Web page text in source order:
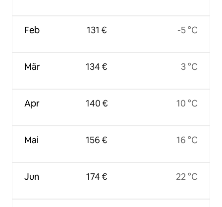
Feb
Mär
Apr
Mai
Jun
131 €
134 €
140 €
156 €
174 €
-5 °C
3 °C
10 °C
16 °C
22 °C